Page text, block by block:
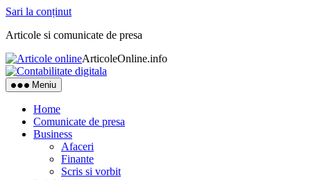
Sari la conținut
Articole si comunicate de presa
ArticoleOnline.info
Meniu
Home
Comunicate de presa
Business
Afaceri
Finante
Scris si vorbit